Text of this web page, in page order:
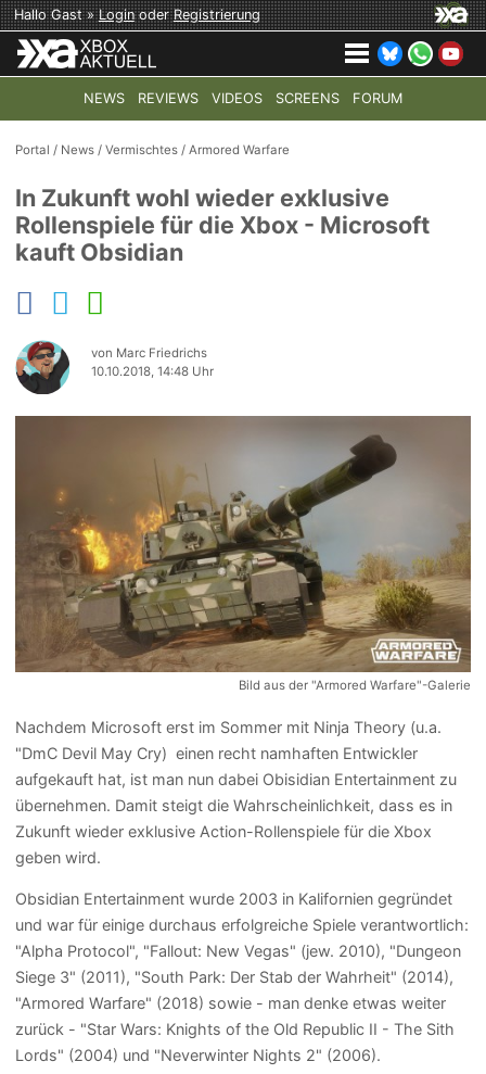
Hallo Gast »LoginoderRegistrierung
NEWS REVIEWS VIDEOS SCREENS FORUM
TOP-THEMEN: COD: MODERN WARFARE 4 HALO:
Portal / News /Vermischtes /Armored Warfare
In Zukunft wohl wieder exklusive
Rollenspiele für die Xbox - Microsoft
kauft Obsidian
von Marc Friedrichs
10.10.2018, 14:48 Uhr
Bild aus der "Armored Warfare"-Galerie
Nachdem Microsoft erst im Sommer mit Ninja Theory (u.a.
"DmC Devil May Cry) einen recht namhaften Entwickler
aufgekauft hat, ist man nun dabei Obisidian Entertainment zu
übernehmen. Damit steigt die Wahrscheinlichkeit, dass es in
Zukunft wieder exklusive Action-Rollenspiele für die Xbox
geben wird.
Obsidian Entertainment wurde 2003 in Kalifornien gegründet
und war für einige durchaus erfolgreiche Spiele verantwortlich:
"Alpha Protocol", "Fallout: New Vegas" (jew. 2010), "Dungeon
Siege 3" (2011), "South Park: Der Stab der Wahrheit" (2014),
"Armored Warfare" (2018) sowie - man denke etwas weiter
zurück - "Star Wars: Knights of the Old Republic II - The Sith
Lords" (2004) und "Neverwinter Nights 2" (2006).